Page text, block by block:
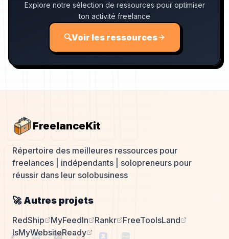
Explore notre sélection de ressources pour optimiser
ton activité freelance
🔍Voir les ressources
FreelanceKit
Répertoire des meilleures ressources pour
freelances | indépendants | solopreneurs pour
réussir dans leur solobusiness
🚀 Autres projets
RedShip MyFeedIn Rankr
FreeToolsLand
IsMyWebsiteReady